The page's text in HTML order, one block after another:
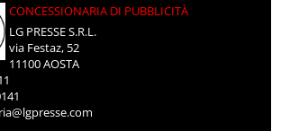
CONCESSIONARIA DI PUBBLICITÀ
LG PRESSE S.R.L.
via Festaz, 52
11100 AOSTA